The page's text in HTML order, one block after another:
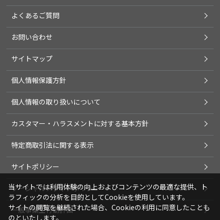
よくあるご質問
お問い合わせ
サイトマップ
個人情報保護方針
個人情報の取り扱いについて
カスタマー・ハラスメントに対する基本方針
特定商取引法に関する表示
サイトポリシー
ソーシャルメディアポリシー
一般事業主行動計画
当サイトでは利用体験の向上およびコンテンツの最適な提供、ト
ラフィックの分析を目的としてCookieを使用しています。
サイトの閲覧を継続された場合、Cookieの利用に同意したことも
のといたします。